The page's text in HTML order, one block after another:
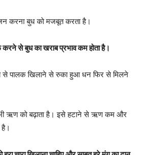
करना बुध को मजबूत करता है।
से बुध का खराब प्रभाव कम होता है।
से पालक खिलाने से रुका हुआ धन फिर से मिलने
ऋण को बढ़ाता है। इसे हटाने से ऋण कम और
है।